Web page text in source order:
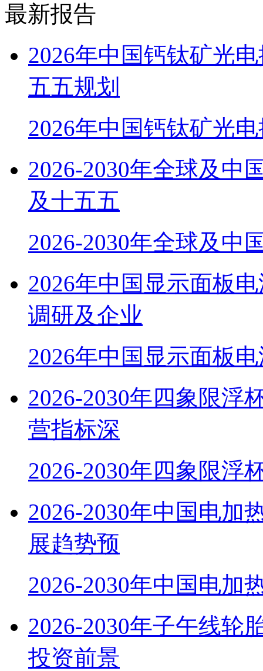
最新报告
2026年中国钙钛矿光
五五规划
2026年中国钙钛矿光
2026-2030年全球及中
及十五五
2026-2030年全球及中
2026年中国显示面板
调研及企业
2026年中国显示面板
2026-2030年四象限浮
营指标深
2026-2030年四象限浮
2026-2030年中国电加
展趋势预
2026-2030年中国电加
2026-2030年子午线轮
投资前景